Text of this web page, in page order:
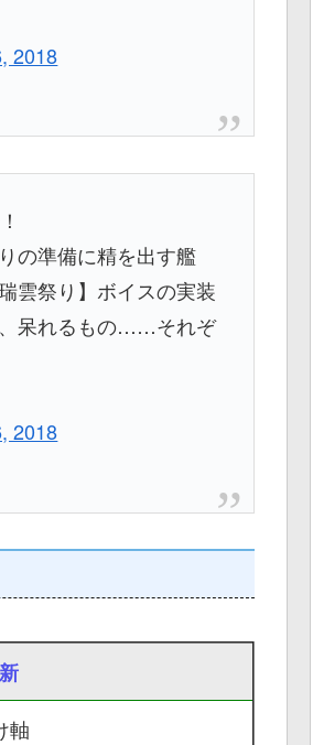
2018
の準備に精を出す艦
雲祭り】ボイスの実装
、呆れるもの……それぞ
2018
軸